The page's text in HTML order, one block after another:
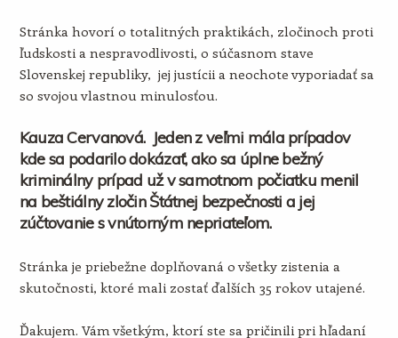
Stránka hovorí o totalitných praktikách, zločinoch proti
ľudskosti a nespravodlivosti, o súčasnom stave
Slovenskej republiky, jej justícii a neochote vyporiadať sa
so svojou vlastnou minulosťou.
Kauza Cervanová. Jeden z veľmi mála prípadov
kde sa podarilo dokázať, ako sa úplne bežný
kriminálny prípad už v samotnom počiatku menil
na beštiálny zločin Štátnej bezpečnosti a jej
zúčtovanie s vnútorným nepriateľom.
Stránka je priebežne doplňovaná o všetky zistenia a
skutočnosti, ktoré mali zostať ďalších 35 rokov utajené.
Ďakujem. Vám všetkým, ktorí ste sa pričinili pri hľadaní